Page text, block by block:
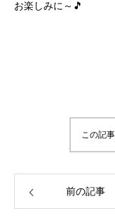
お楽しみに～🎵
この記
前の記事